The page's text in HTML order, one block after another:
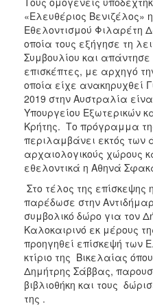
2010
2006
ΤΟΠΟΣ
ΠΟΛΙΤΙΣΜΟΣ
ΑΝΘΕΚΤΙΚΗ
ΠΟΛΗ
«Ελευθέριος Βενιζέλος»
Εθελοντισμού Φιλαρέτη
οποία τους εξήγησε τη
Συμβουλίου και
επισκέπτες, με αρχηγό
οποία είχε ανακηρυχθεί
2019 στην Αυστραλία
Υπουργείου Εξωτερικών
Κρήτης. Το πρόγραμμα
περιλαμβάνει εκτός των
αρχαιολογικούς χώρους
εθελοντικά η Αθηνά
Στο τέλος της επίσκεψης
παρέδωσε στην
συμβολικό δώρο για τον
Καλοκαιρινό εκ μέρους
προηγηθεί επίσκεψή των
κτίριο της Βικελαίας
Δημήτρης Σάββας,
βιβλιοθήκη και τους
της .